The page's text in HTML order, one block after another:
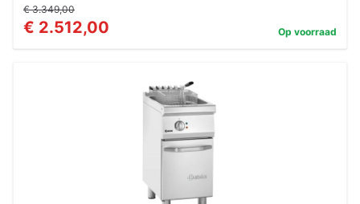
€ 3.349,00
€ 2.512,00 Op voorraad